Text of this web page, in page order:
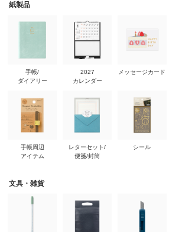
紙製品
手帳/
ダイアリー
手帳周辺
アイテム
2027
カレンダー
レターセット/
便箋/封筒
メッセージカード
シール
文具・雑貨